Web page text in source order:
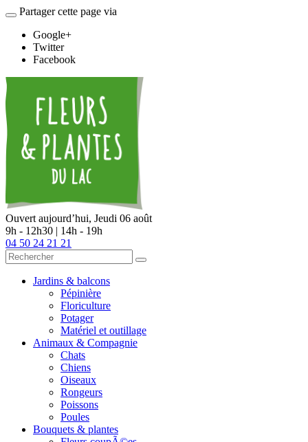
Partager cette page via
Google+
Twitter
Facebook
Ouvert aujourd’hui, Jeudi 06 août
9h - 12h30 | 14h - 19h
04 50 24 21 21
Jardins & balcons
Pépinière
Floriculture
Potager
Matériel et outillage
Animaux & Compagnie
Chats
Chiens
Oiseaux
Rongeurs
Poissons
Poules
Bouquets & plantes